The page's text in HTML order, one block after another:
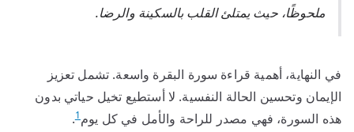
ملحوظًا، حيث يمتلئ القلب بالسكينة والرضا.
في النهاية، أهمية قراءة سورة البقرة واسعة. تشمل تعزيز
الإيمان وتحسين الحالة النفسية. لا أستطيع تخيل حياتي بدون
هذه السورة، فهي مصدر للراحة والأمل في كل يوم1
.